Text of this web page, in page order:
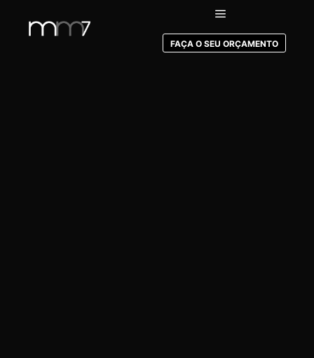
FAÇA O SEU ORÇAMENTO